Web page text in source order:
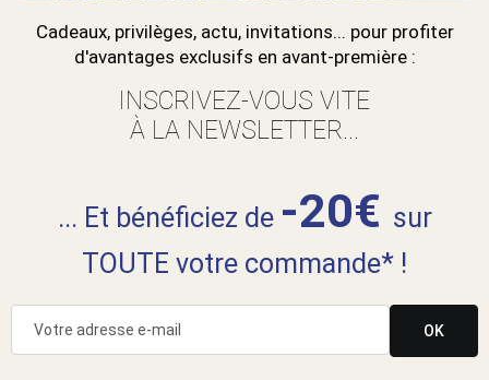
Cadeaux, privilèges, actu, invitations... pour profiter
d'avantages exclusifs en avant-première :
INSCRIVEZ-VOUS VITE
À LA NEWSLETTER...
... Et bénéficiez de -20€ sur
TOUTE votre commande* !
OK